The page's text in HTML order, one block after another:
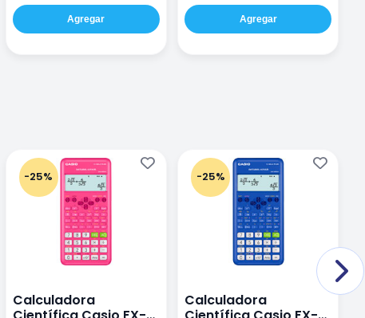
Agregar Agregar
-25%
Calculadora
-25%
Calculadora